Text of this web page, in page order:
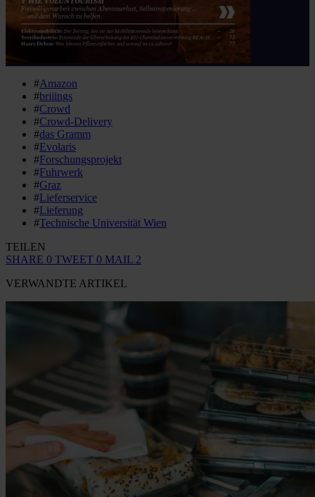
#Amazon
#briiings
#Crowd
#Crowd-Delivery
#das Gramm
#Evolaris
#Forschungsprojekt
#Fuhrwerk
#Graz
#Lieferservice
#Lieferung
#Technische Universität Wien
TEILEN
SHARE 0 TWEET 0 MAIL 2
VERWANDTE ARTIKEL